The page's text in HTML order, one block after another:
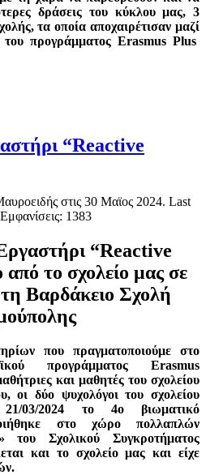
δράσεις του κύκλου μας, 3
τα οποία αποχαιρέτισαν μαζί
προγράμματος Erasmus Plus
“Reactive
στις 30 Μαϊος 2024. Last
1383
“Reactive
από το σχολείο μας σε
Βαρδάκειο Σχολή
που πραγματοποιούμε στο
προγράμματος Erasmus
και μαθητές του σχολείου
δύο ψυχολόγοι του σχολείου
21/03/2024 το 4ο βιωματικό
στο χώρο πολλαπλών
Σχολικού Συγκροτήματος
και το σχολείο μας και είχε